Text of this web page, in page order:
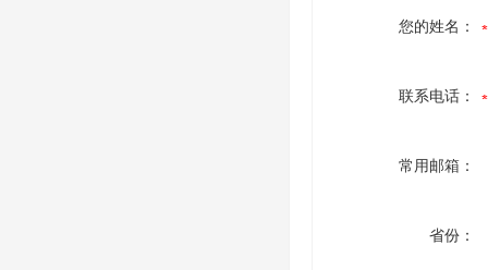
您的姓名：
联系电话：
常用邮箱：
省份：